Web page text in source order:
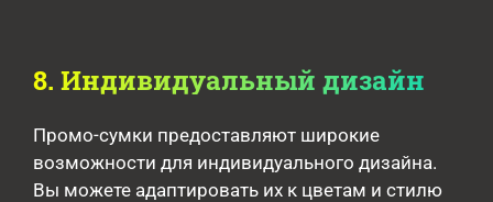
8. Индивидуальный дизайн
Промо-сумки предоставляют широкие
возможности для индивидуального дизайна.
Вы можете адаптировать их к цветам и стилю